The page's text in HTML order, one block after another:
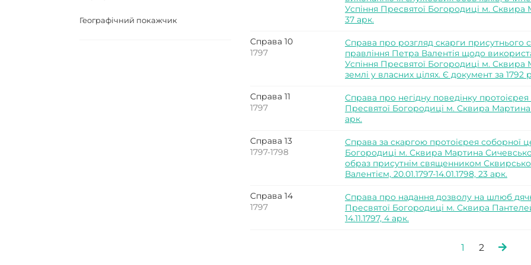
Географічний покажчик
Успіння Пресвятої Богородиці м. Сквира
37 арк.
Справа 10
1797
Справа про розгляд скарги присутнього
правління Петра Валентія щодо
Успіння Пресвятої Богородиці м.
землі у власних цілях. Є документ за 1792
Справа 11
1797
Справа про негідну поведінку
Пресвятої Богородиці м. Сквира Мартина
арк.
Справа 13
1797-1798
Справа за скаргою протоієрея соборної
Богородиці м. Сквира Мартина
образ присутнім священником
Валентієм, 20.01.1797-14.01.1798, 23 арк.
Справа 14
1797
Справа про надання дозволу на шлюб
Пресвятої Богородиці м. Сквира
14.11.1797, 4 арк.
1 2